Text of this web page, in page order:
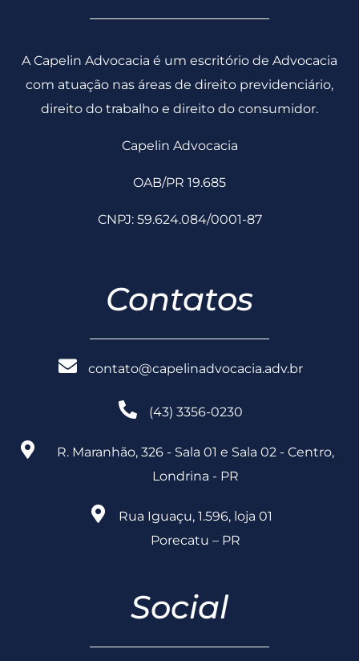
A Capelin Advocacia é um escritório de Advocacia
com atuação nas áreas de direito previdenciário,
direito do trabalho e direito do consumidor.
Capelin Advocacia
OAB/PR 19.685
CNPJ: 59.624.084/0001-87
Contatos
contato@capelinadvocacia.adv.br
(43) 3356-0230
R. Maranhão, 326 - Sala 01 e Sala 02 - Centro,
Londrina - PR
Rua Iguaçu, 1.596, loja 01
Porecatu – PR
Social